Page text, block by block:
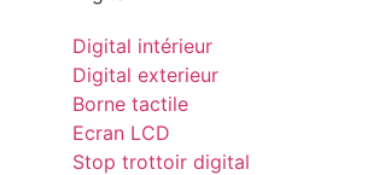
Digital intérieur
Digital exterieur
Borne tactile
Ecran LCD
Stop trottoir digital